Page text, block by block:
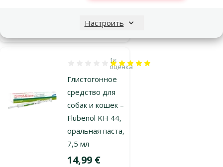
НастроитьВ корзину
Глистогонное
средство для
собак и кошек –
Flubenol KH 44,
оральная паста,
7,5 мл
Оценка 100%, количество оценок: 1
1×
оценка
Цена
14,99 €